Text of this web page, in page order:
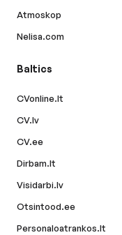
Atmoskop
Nelisa.com
Baltics
CVonline.lt
CV.lv
CV.ee
Dirbam.lt
Visidarbi.lv
Otsintood.ee
Personaloatrankos.lt